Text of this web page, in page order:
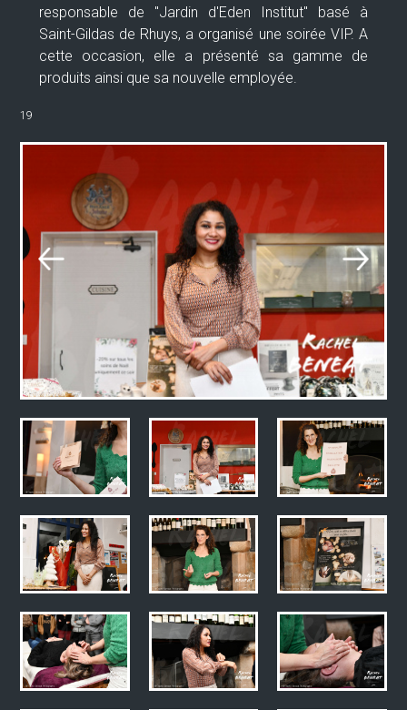
responsable de "Jardin d'Eden Institut" basé à
Saint-Gildas de Rhuys, a organisé une soirée VIP. A
cette occasion, elle a présenté sa gamme de
produits ainsi que sa nouvelle employée.
19